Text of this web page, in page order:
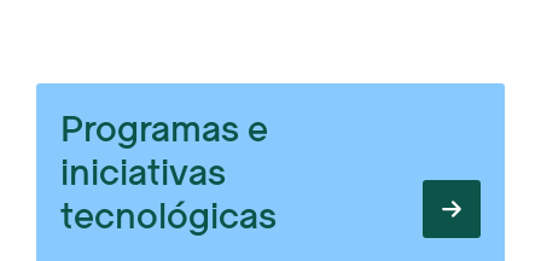
Programas e
iniciativas
tecnológicas